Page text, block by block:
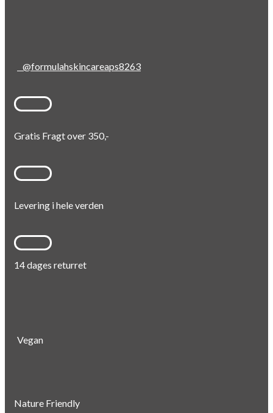
@formulahskincareaps8263
Gratis Fragt over 350,-
Levering i hele verden
14 dages returret
Vegan
Nature Friendly